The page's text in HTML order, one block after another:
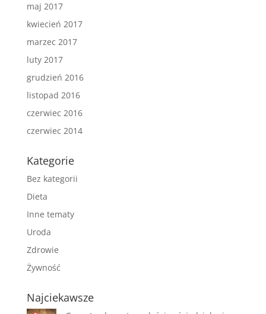
maj 2017
kwiecień 2017
marzec 2017
luty 2017
grudzień 2016
listopad 2016
czerwiec 2016
czerwiec 2014
Kategorie
Bez kategorii
Dieta
Inne tematy
Uroda
Zdrowie
Żywność
Najciekawsze